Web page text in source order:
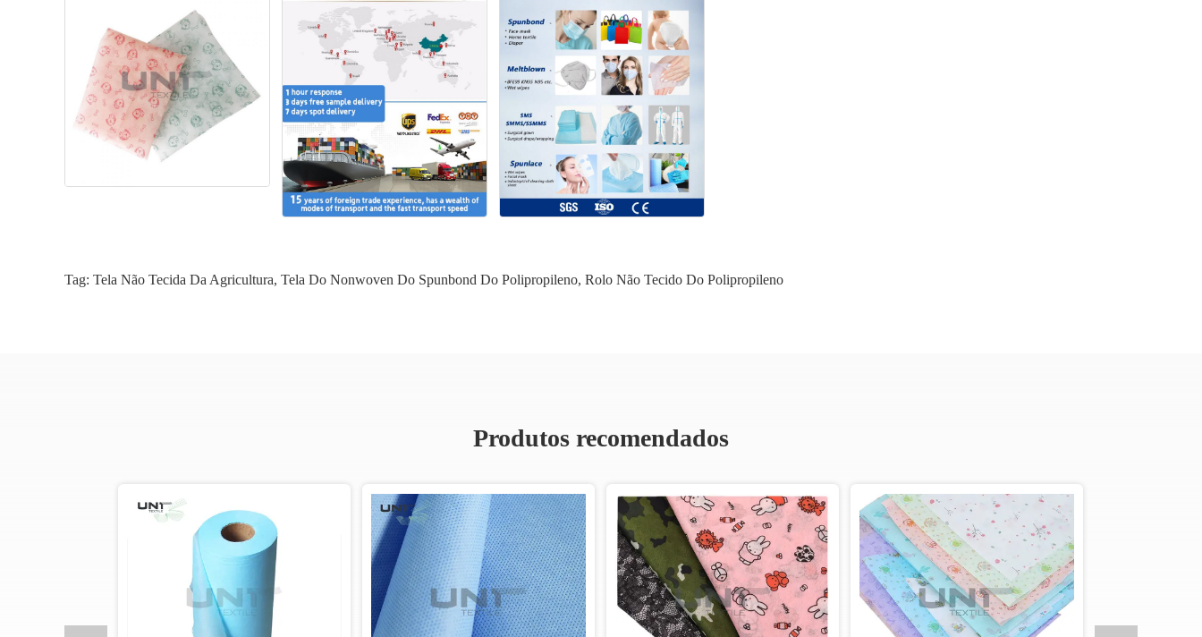
Tag: Tela Não Tecida Da Agricultura, Tela Do Nonwoven Do Spunbond Do Polipropileno, Rolo Não Tecido Do Polipropileno
Produtos recomendados